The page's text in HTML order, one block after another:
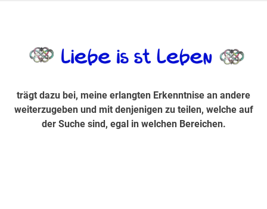
Suche sind, egal in welchen Bereichen.
trägt dazu bei, meine erlangten Erkenntnise an andere
weiterzugeben und mit denjenigen zu teilen, welche auf
der Suche sind, egal in welchen Bereichen.